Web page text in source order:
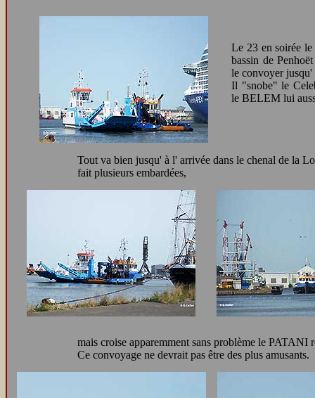
Le 23 en soirée
bassin de
le convoyer jusqu'
Il "snobe" le
le BELEM lui
Tout va bien jusqu' à l' arrivée dans le chenal de la
fait plusieurs embardées,
mais croise apparemment sans problème le PATANI
Ce convoyage ne devrait pas être des plus